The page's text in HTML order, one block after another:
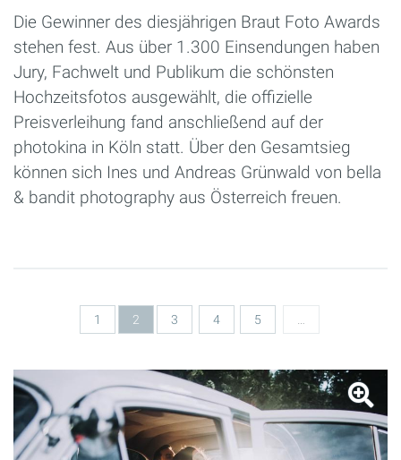
Die Gewinner des diesjährigen Braut Foto Awards
stehen fest. Aus über 1.300 Einsendungen haben
Jury, Fachwelt und Publikum die schönsten
Hochzeitsfotos ausgewählt, die offizielle
Preisverleihung fand anschließend auf der
photokina in Köln statt. Über den Gesamtsieg
können sich Ines und Andreas Grünwald von bella
& bandit photography aus Österreich freuen.
1 2 3 4 5